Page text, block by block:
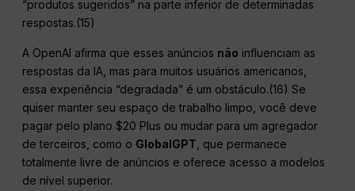
“produtos sugeridos” na parte inferior de determinadas
respostas.(15)
A OpenAI afirma que esses anúncios não influenciam as
respostas da IA, mas para muitos usuários americanos,
essa experiência “degradada” é um obstáculo.(16) Se
quiser manter seu espaço de trabalho limpo, você deve
pagar pelo plano $20 Plus ou mudar para um agregador
de terceiros, como o GlobalGPT , que permanece
totalmente livre de anúncios e oferece acesso a modelos
de nível superior.